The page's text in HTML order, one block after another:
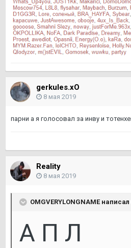
gerkules.xO
8 мая 2019
парни а я голосовал за инву и
Reality
8 мая 2019
OMGVERYLONGNAME
А П Л